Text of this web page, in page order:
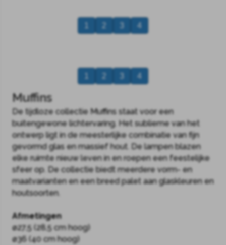
4
4
Muffins
De tijdloze collectie Muffins staat voor een
buitengewone lichtervaring. Het sublieme van het
ontwerp ligt in de meesterlijke combinatie van fijn
gevormd glas en massief hout. De lampen blazen
elke ruimte nieuw leven in en roepen een feestelijke
sfeer op. De collectie biedt meerdere vorm- en
maatvarianten en een breed palet aan glaskleuren en
houtsoorten.
Afmetingen
ø27,5 (28,5 cm hoog)
ø36 (40 cm hoog)